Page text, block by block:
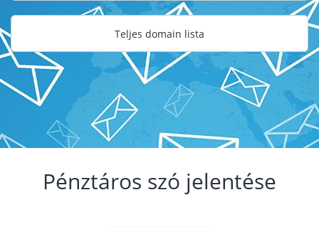
Teljes domain lista
Pénztáros szó jelentése